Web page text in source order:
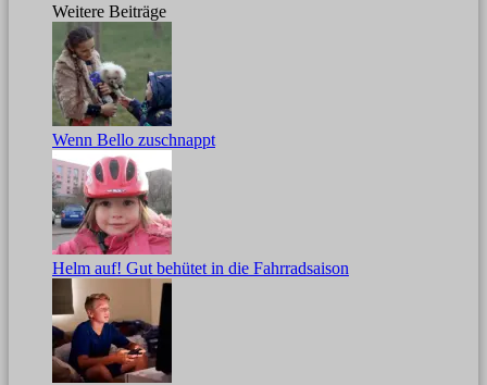
Weitere Beiträge
Wenn Bello zuschnappt
Helm auf! Gut behütet in die Fahrradsaison